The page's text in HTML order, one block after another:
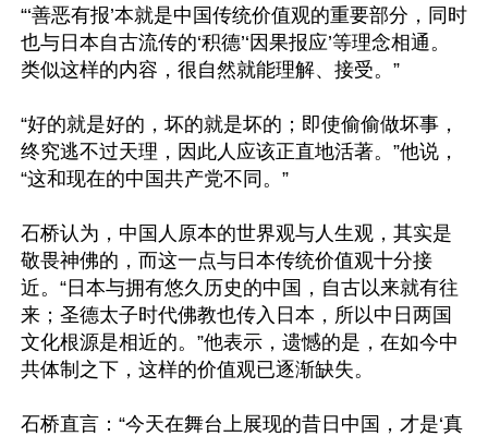
“‘善恶有报’本就是中国传统价值观的重要部分，同时
也与日本自古流传的‘积德’‘因果报应’等理念相通。
类似这样的内容，很自然就能理解、接受。”
“好的就是好的，坏的就是坏的；即使偷偷做坏事，
终究逃不过天理，因此人应该正直地活著。”他说，
“这和现在的中国共产党不同。”
石桥认为，中国人原本的世界观与人生观，其实是
敬畏神佛的，而这一点与日本传统价值观十分接
近。“日本与拥有悠久历史的中国，自古以来就有往
来；圣德太子时代佛教也传入日本，所以中日两国
文化根源是相近的。”他表示，遗憾的是，在如今中
共体制之下，这样的价值观已逐渐缺失。
石桥直言：“今天在舞台上展现的昔日中国，才是‘真